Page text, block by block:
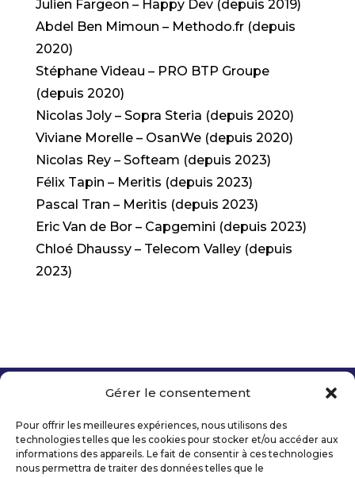
Gérer le consentement
Pour offrir les meilleures expériences, nous utilisons des
technologies telles que les cookies pour stocker et/ou accéder aux
informations des appareils. Le fait de consentir à ces technologies
nous permettra de traiter des données telles que le
Julien Fargeon – Happy Dev (depuis 2019)
Abdel Ben Mimoun – Methodo.fr (depuis
2020)
Stéphane Videau – PRO BTP Groupe
(depuis 2020)
Nicolas Joly – Sopra Steria (depuis 2020)
Viviane Morelle – OsanWe (depuis 2020)
Nicolas Rey – Softeam (depuis 2023)
Félix Tapin – Meritis (depuis 2023)
Pascal Tran – Meritis (depuis 2023)
Eric Van de Bor – Capgemini (depuis 2023)
Chloé Dhaussy – Telecom Valley (depuis
2023)
Mentions légales
Politique de confidentialité
Déclaration d’accessibilité numérique